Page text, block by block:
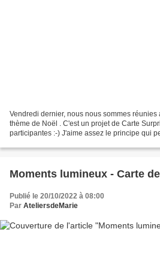
Vendredi dernier, nous nous sommes
thème de Noël . C'est un projet de Carte
participantes :-) J'aime assez le principe qui
Moments lumineux - Carte
Publié le 20/10/2022 à 08:00
Par AteliersdeMarie